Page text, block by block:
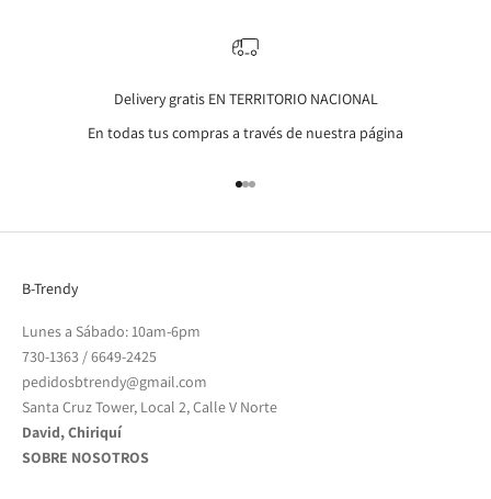
Delivery gratis EN TERRITORIO NACIONAL
En todas tus compras a través de nuestra página
Go to item 1
Go to item 2
Go to item 3
B-Trendy
Lunes a Sábado: 10am-6pm
730-1363 /6649-2425
pedidosbtrendy@gmail.com
Santa Cruz Tower, Local 2, Calle V Norte
David, Chiriquí
SOBRE NOSOTROS